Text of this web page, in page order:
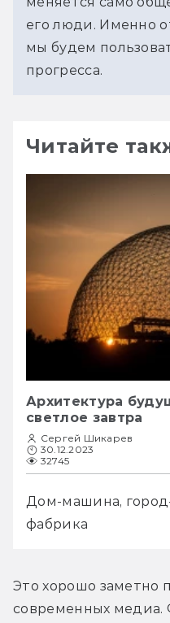
его люди. Именно
мы будем
прогресса.
Читайте
Архитектура
светлое завтра
Сергей Шикарев
30.12.2023
32745
Дом-машина,
фабрика
Это хорошо заметно
современных медиа.